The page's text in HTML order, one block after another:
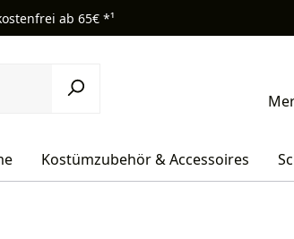
ab 65€ *¹
Kostümzubehör & Accessoires